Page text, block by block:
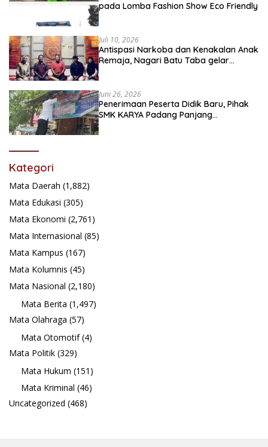
pada Lomba Fashion Show Eco Friendly
Juli 10, 2026
Antispasi Narkoba dan Kenakalan Anak
Remaja, Nagari Batu Taba gelar
Juni 26, 2026
Penerimaan Peserta Didik Baru, Pihak
SMK KARYA Padang Panjang
Kategori
Mata Daerah (1,882)
Mata Edukasi (305)
Mata Ekonomi (2,761)
Mata Internasional (85)
Mata Kampus (167)
Mata Kolumnis (45)
Mata Nasional (2,180)
Mata Berita (1,497)
Mata Olahraga (57)
Mata Otomotif(4)
Mata Politik (329)
Mata Hukum (151)
Mata Kriminal (46)
Uncategorized (468)